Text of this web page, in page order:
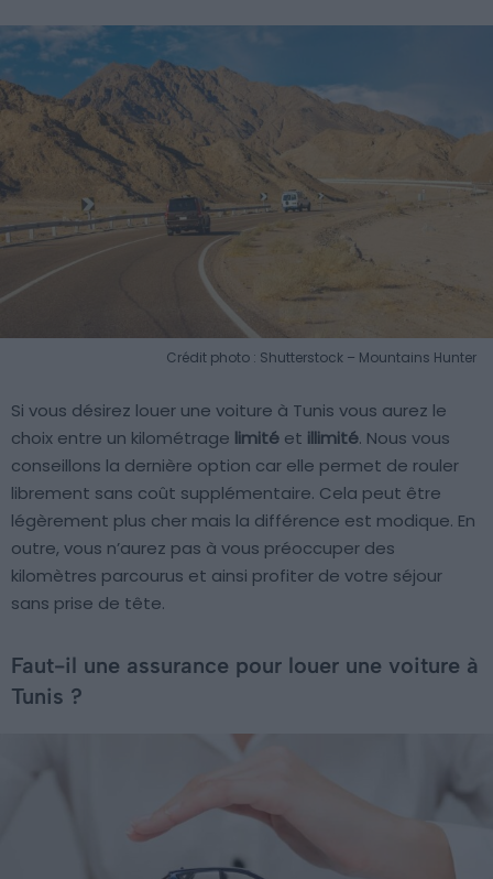
Crédit photo : Shutterstock – Mountains Hunter
Si vous désirez louer une voiture à Tunis vous aurez le
choix entre un kilométrage limité et illimité. Nous vous
conseillons la dernière option car elle permet de rouler
librement sans coût supplémentaire. Cela peut être
légèrement plus cher mais la différence est modique. En
outre, vous n’aurez pas à vous préoccuper des
kilomètres parcourus et ainsi profiter de votre séjour
sans prise de tête.
Faut-il une assurance pour louer une voiture à
Tunis ?